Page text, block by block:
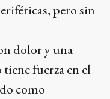
pero sin
dolor y una
fuerza en el
como